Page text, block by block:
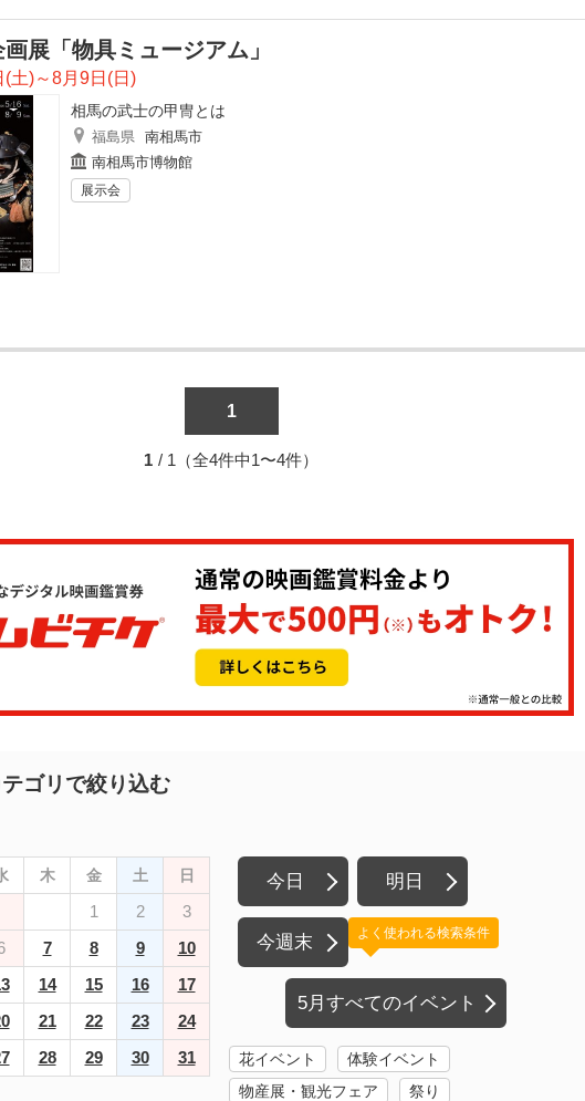
展「物具ミュージアム」
土)～8月9日(日)
相馬の武士の甲冑とは
福島県 南相馬市
南相馬市博物館
展示会
1
1 / 1（全4件中1〜4件）
ゴリで絞り込む
木 金 土 日
1 2
3
7 8 9
10
14 15 16
17
21 22 23
24
28 29 30 31
今日 明日
今週末
5月すべてのイベント
よく使われる検索条件
花イベント
体験イベント
物産展・観光フェア
祭り